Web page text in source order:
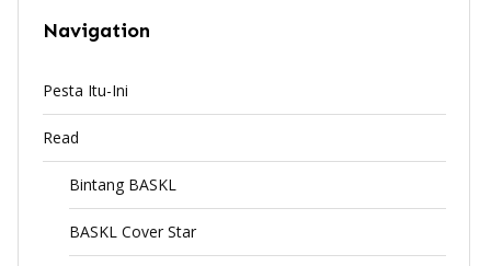
Navigation
Pesta Itu-Ini
Read
Bintang BASKL
BASKL Cover Star